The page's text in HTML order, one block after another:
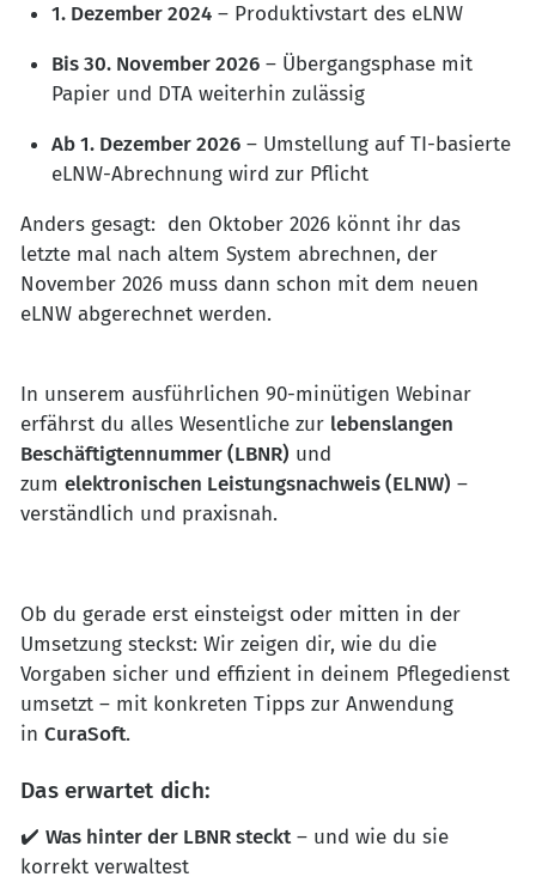
1. Dezember 2024– Produktivstart des eLNW
Bis 30. November 2026– Übergangsphase mit
Papier und DTA weiterhin zulässig
Ab 1. Dezember 2026– Umstellung auf TI-basierte
eLNW-Abrechnung wird zur Pflicht
Anders gesagt: den Oktober 2026 könnt ihr das
letzte mal nach altem System abrechnen, der
November 2026 muss dann schon mit dem neuen
eLNW abgerechnet werden.
In unserem ausführlichen 90-minütigen Webinar
erfährst du alles Wesentliche zur lebenslangen
Beschäftigtennummer (LBNR) und
zum elektronischen Leistungsnachweis (ELNW) –
verständlich und praxisnah.
Ob du gerade erst einsteigst oder mitten in der
Umsetzung steckst: Wir zeigen dir, wie du die
Vorgaben sicher und effizient in deinem Pflegedienst
umsetzt – mit konkreten Tipps zur Anwendung
in CuraSoft.
Das erwartet dich:
✔️ Was hinter der LBNR steckt– und wie du sie
korrekt verwaltest